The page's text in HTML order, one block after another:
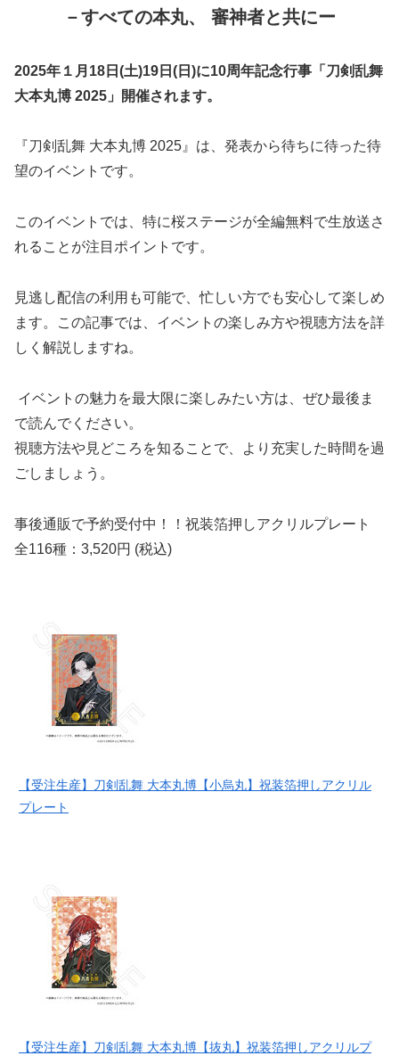
－すべての本丸、 審神者と共にー
2025年１月18日(土)19日(日)に10周年記念行事「刀剣乱舞
大本丸博 2025」開催されます。
『刀剣乱舞 大本丸博 2025』は、発表から待ちに待った待
望のイベントです。
このイベントでは、特に桜ステージが全編無料で生放送さ
れることが注目ポイントです。
見逃し配信の利用も可能で、忙しい方でも安心して楽しめ
ます。この記事では、イベントの楽しみ方や視聴方法を詳
しく解説しますね。
イベントの魅力を最大限に楽しみたい方は、ぜひ最後ま
で読んでください。
視聴方法や見どころを知ることで、より充実した時間を過
ごしましょう。
事後通販で予約受付中！！祝装箔押しアクリルプレート
全116種：3,520円 (税込)
【受注生産】刀剣乱舞 大本丸博【小烏丸】祝装箔押しアクリル
プレート
【受注生産】刀剣乱舞 大本丸博【抜丸】祝装箔押しアクリルプ